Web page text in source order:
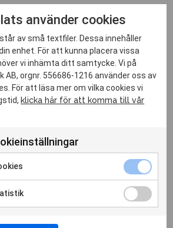
glada att få samarbeta med
rörfirma! Det rimmar väl med
och det är en ynnest att få kroka arm
öka utsorteringen av matavfall
rörmokarna är inte bara grymt
utsedda till årets VVS-företag 2018!
en bättre partner! Kontakta dem här
installation!
använder cookies
av små textfiler. Dessa innehåller
enhet. För att kunna placera vissa
vi inhämta ditt samtycke. Vi på
AB, orgnr. 556686-1216 använder oss av
För att läsa mer om vilka cookies vi
klicka här för att komma till vår